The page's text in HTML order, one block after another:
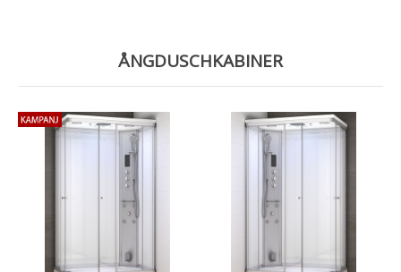
ÅNGDUSCHKABINER